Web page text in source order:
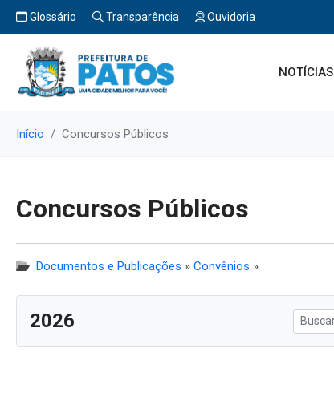
Glossário Transparência Ouvidoria
NOTÍCIAS
Início Concursos Públicos
Concursos Públicos
Documentos e Publicações » Convênios »
2026